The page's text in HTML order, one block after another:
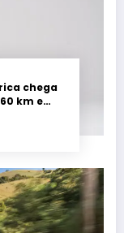
chega
km e